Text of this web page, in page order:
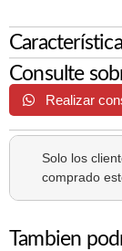
Consulte
Realizar
Solo los
comprado
Tambien